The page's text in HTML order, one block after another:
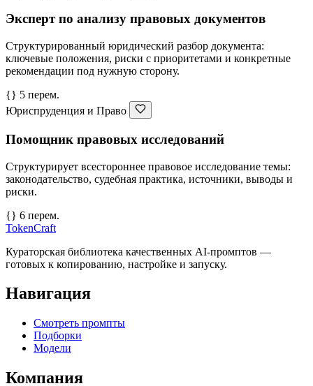
Эксперт по анализу правовых документов
Структурированный юридический разбор документа:
ключевые положения, риски с приоритетами и конкретные
рекомендации под нужную сторону.
{} 5 перем.
Юриспруденция и Право
Помощник правовых исследований
Структурирует всестороннее правовое исследование темы:
законодательство, судебная практика, источники, выводы и
риски.
{} 6 перем.
TokenCraft
Кураторская библиотека качественных AI-промптов —
готовых к копированию, настройке и запуску.
Навигация
Смотреть промпты
Подборки
Модели
Компания